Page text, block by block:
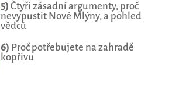
5) Čtyři zásadní argumenty, proč
nevypustit Nové Mlýny, a pohled
vědců
6) Proč potřebujete na zahradě
kopřivu